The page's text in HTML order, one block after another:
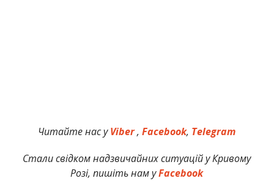
Читайте нас уViber,Facebook, Telegram
Стали свідком надзвичайних ситуацій у Кривому
Розі, пишіть нам уFacebook